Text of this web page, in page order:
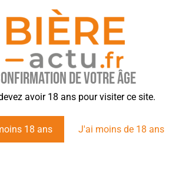
de votre âge
avoir 18 ans pour visiter ce site.
18 ans J'ai moins de 18 ans